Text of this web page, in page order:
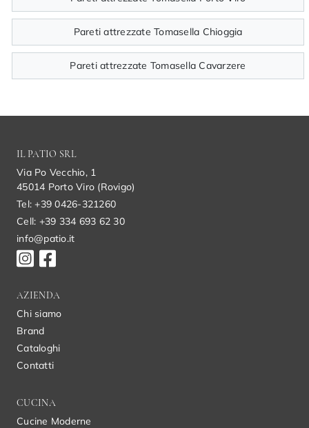
Pareti attrezzate Tomasella Chioggia
Pareti attrezzate Tomasella Cavarzere
IL PATIO SRL
Via Po Vecchio, 1
45014 Porto Viro (Rovigo)
Tel: +39 0426-321260
Cell: +39 334 693 62 30
info@patio.it
AZIENDA
Chi siamo
Brand
Cataloghi
Contatti
CUCINA
Cucine Moderne